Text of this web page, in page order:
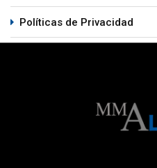
Políticas de Privacidad